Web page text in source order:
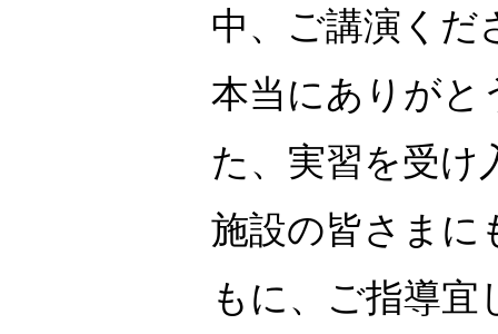
中、ご講演くだ
本当にありがと
た、実習を受け
施設の皆さまに
もに、ご指導